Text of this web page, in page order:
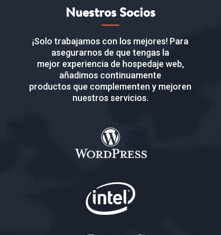
Nuestros Socios
¡Solo trabajamos con los mejores! Para
asegurarnos de que tengas la
mejor experiencia de hospedaje web,
añadimos continuamente
productos que complementen y mejoren
nuestros servicios.